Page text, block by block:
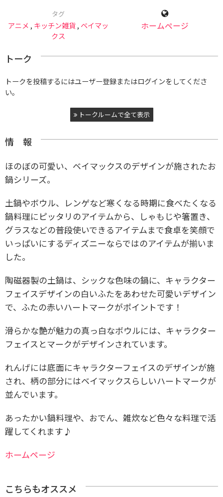
タグ
アニメ , キッチン雑貨, ベイマッ
クス
ホームページ
トーク
トークを投稿するにはユーザー登録またはログインをしてくださ
い。
トークルームで全て表示
情 報
ほのぼの可愛い、ベイマックスのデザインが施されたお
鍋シリーズ。
土鍋やボウル、レンゲなど寒くなる時期に食べたくなる
鍋料理にピッタリのアイテムから、 しゃもじや箸置き、
グラスなどの普段使いできるアイテムまで食卓を笑顔で
いっぱいにするディズニーならではのアイテムが揃いま
した。
陶磁器製の土鍋は、シックな色味の鍋に、キャラクター
フェイスデザインの白いふたをあわせた可愛いデザイン
で、ふたの赤いハートマークがポイントです！
滑らかな艶が魅力の真っ白なボウルには、キャラクター
フェイスとマークがデザインされています。
れんげには底面にキャラクターフェイスのデザインが施
され、柄の部分にはベイマックスらしいハートマークが
並んでいます。
あったかい鍋料理や、おでん、雑炊など色々な料理で活
躍してくれます♪
ホームページ
こちらもオススメ